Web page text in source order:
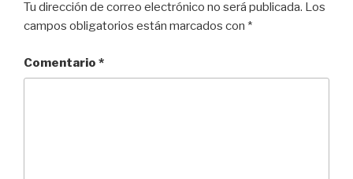
Tu dirección de correo electrónico no será publicada. Los
campos obligatorios están marcados con *
Comentario *